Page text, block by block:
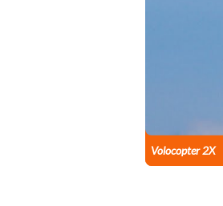
Volocopter 2X